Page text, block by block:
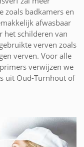
zoals badkamers en
afwasbaar
het schilderen van
verven zoals
verven. Voor alle
verwijzen we
uit Oud-Turnhout of